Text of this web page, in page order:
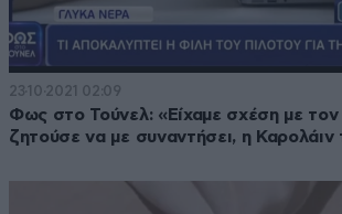
23·10·2021 02:09
Φως στο Τούνελ: «Είχαμε σχέση με
ζητούσε να με συναντήσει, η Καρολάιν